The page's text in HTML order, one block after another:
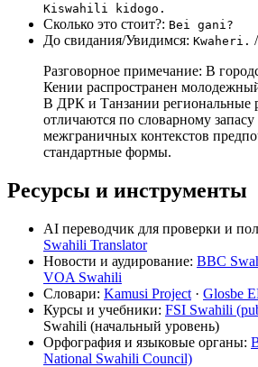
Kiswahili kidogo.
Сколько это стоит?: Bei gani?
До свидания/Увидимся: Kwaheri. /
Разговорное примечание: В
Кении распространен
В ДРК и Танзании региональные
отличаются по словарному
межграничных контекстов
стандартные формы.
Ресурсы и инструменты
AI переводчик для проверки и
Swahili Translator
Новости и аудирование: BBC
VOA Swahili
Словари: Kamusi Project · Glosbe
Курсы и учебники: FSI Swahili
Swahili (начальный уровень)
Орфография и языковые органы:
National Swahili Council)